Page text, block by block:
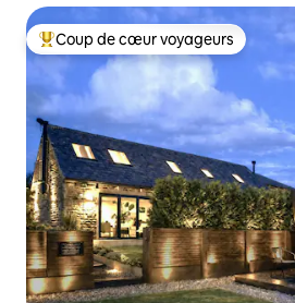
Coups de cœur voyageurs les plus
Coup de cœur voyageurs